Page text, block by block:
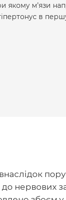
якому м’язи
в
нервових